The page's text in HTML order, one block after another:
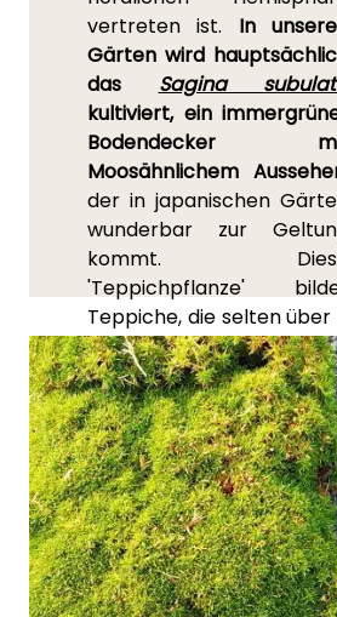
vertreten ist. In
Gärten wird
das
Sagina
kultiviert, ein
Bodendecker
Moosähnlichem
der in japanischen
wunderbar zur
kommt.
'Teppichpflanze'
Teppiche, die selten über
cm hoch sind und sich
kriechender Stängel
wurzelnder Triebe
mehr als 25 cm
können. Die sehr
und feinen Blätter haben
nach Sorte
Grüntöne und reichen
der SorteAureasogar
zu einem fast gelben